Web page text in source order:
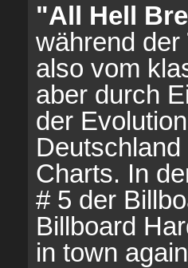
"All Hell
während der
also vom
aber durch
der
Charts. In
# 5 der
Billboard
in town